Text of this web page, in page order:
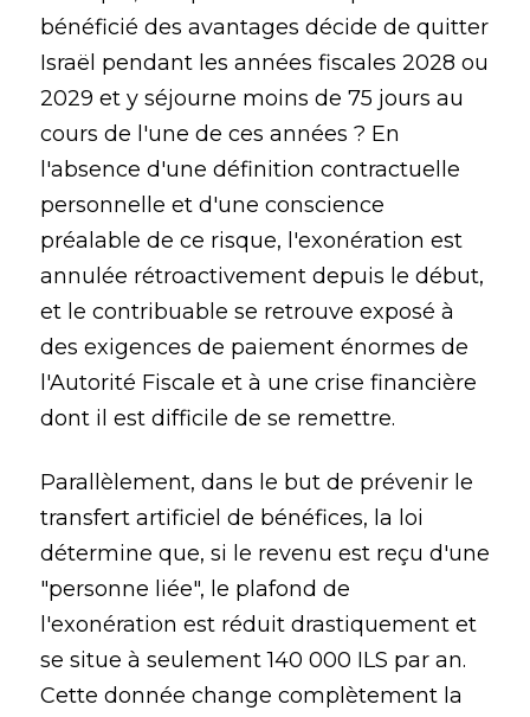
bénéficié des avantages décide de quitter
Israël pendant les années fiscales 2028 ou
2029 et y séjourne moins de 75 jours au
cours de l'une de ces années ? En
l'absence d'une définition contractuelle
personnelle et d'une conscience
préalable de ce risque, l'exonération est
annulée rétroactivement depuis le début,
et le contribuable se retrouve exposé à
des exigences de paiement énormes de
l'Autorité Fiscale et à une crise financière
dont il est difficile de se remettre.
Parallèlement, dans le but de prévenir le
transfert artificiel de bénéfices, la loi
détermine que, si le revenu est reçu d'une
"personne liée", le plafond de
l'exonération est réduit drastiquement et
se situe à seulement 140 000 ILS par an.
Cette donnée change complètement la